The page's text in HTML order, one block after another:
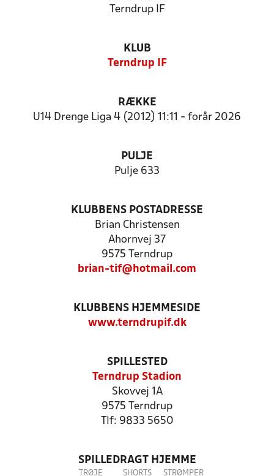
Terndrup IF
KLUB
Terndrup IF
RÆKKE
U14 Drenge Liga 4 (2012) 11:11 - forår 2026
PULJE
Pulje 633
KLUBBENS POSTADRESSE
Brian Christensen
Ahornvej 37
9575 Terndrup
brian-tif@hotmail.com
KLUBBENS HJEMMESIDE
www.terndrupif.dk
SPILLESTED
Terndrup Stadion
Skovvej 1A
9575 Terndrup
Tlf: 9833 5650
SPILLEDRAGT HJEMME
TRØJE SHORTS STRØMPER